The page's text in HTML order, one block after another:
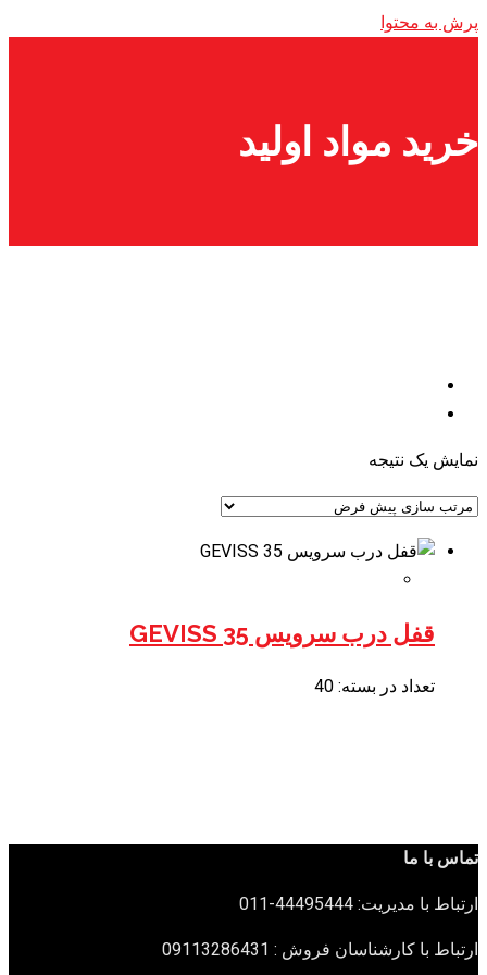
پرش به محتوا
خرید مواد اولید
نمایش یک نتیجه
قفل درب سرویس 35 GEVISS
تعداد در بسته: 40
تماس با ما
ارتباط با مدیریت: 44495444-011
ارتباط با کارشناسان فروش : 09113286431